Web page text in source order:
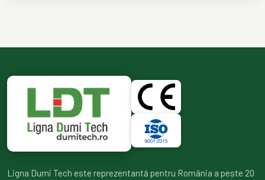
Ligna Dumi Tech este reprezentantă pentru România a peste 20